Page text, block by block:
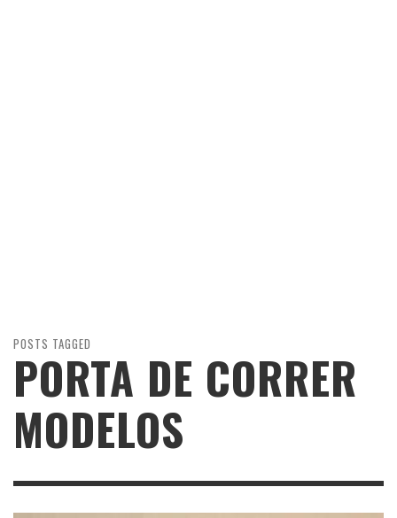
POSTS TAGGED
PORTA DE CORRER
MODELOS